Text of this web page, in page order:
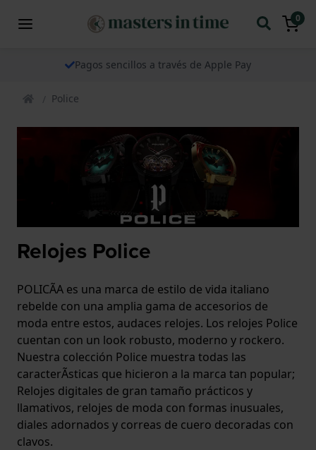
0
Pagos sencillos a través de Apple Pay
Police
Relojes Police
POLICÃA es una marca de estilo de vida italiano
rebelde con una amplia gama de accesorios de
moda entre estos, audaces relojes. Los relojes Police
cuentan con un look robusto, moderno y rockero.
Nuestra colección Police muestra todas las
caracterÃ­sticas que hicieron a la marca tan popular;
Relojes digitales de gran tamaño prácticos y
llamativos, relojes de moda con formas inusuales,
diales adornados y correas de cuero decoradas con
clavos.